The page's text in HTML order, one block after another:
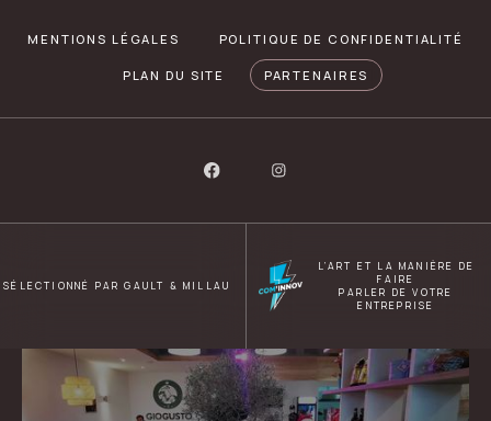
MENTIONS LÉGALES POLITIQUE DE CONFIDENTIALITÉ
PLAN DU SITE PARTENAIRES
SÉLECTIONNÉ PAR GAULT & MILLAU
L’ART ET LA MANIÈRE DE
FAIRE
PARLER DE VOTRE
ENTREPRISE